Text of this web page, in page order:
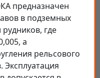
предназначен
в подземных
где
а
рельсового
Эксплуатация